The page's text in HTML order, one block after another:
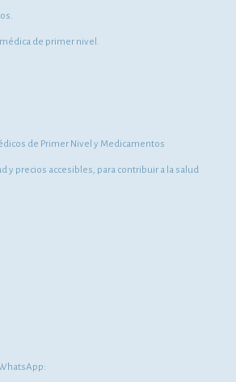
de primer nivel.
de Primer Nivel y Medicamentos
y precios accesibles, para contribuir a la salud